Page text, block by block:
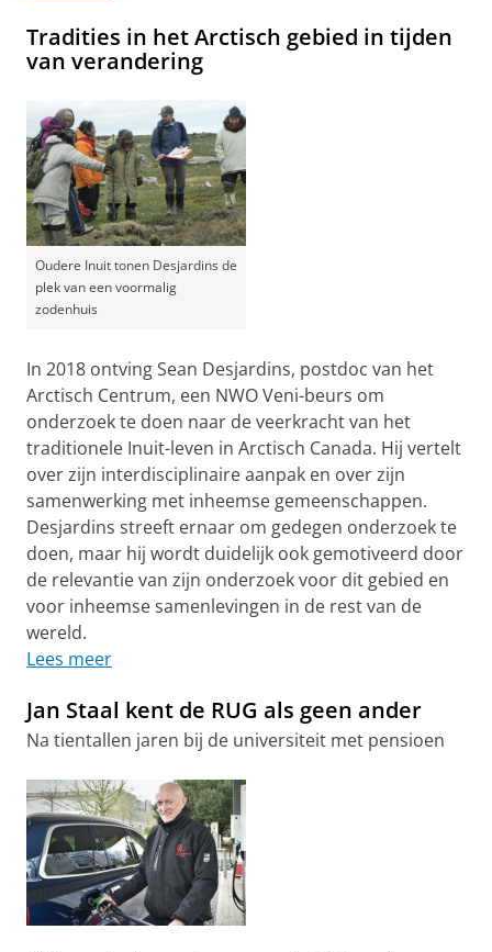
Tradities in het Arctisch gebied in tijden
van verandering
Oudere Inuit tonen Desjardins de
plek van een voormalig
zodenhuis
In 2018 ontving Sean Desjardins, postdoc van het
Arctisch Centrum, een NWO Veni-beurs om
onderzoek te doen naar de veerkracht van het
traditionele Inuit-leven in Arctisch Canada. Hij vertelt
over zijn interdisciplinaire aanpak en over zijn
samenwerking met inheemse gemeenschappen.
Desjardins streeft ernaar om gedegen onderzoek te
doen, maar hij wordt duidelijk ook gemotiveerd door
de relevantie van zijn onderzoek voor dit gebied en
voor inheemse samenlevingen in de rest van de
wereld.
Lees meer
Jan Staal kent de RUG als geen ander
Na tientallen jaren bij de universiteit met pensioen